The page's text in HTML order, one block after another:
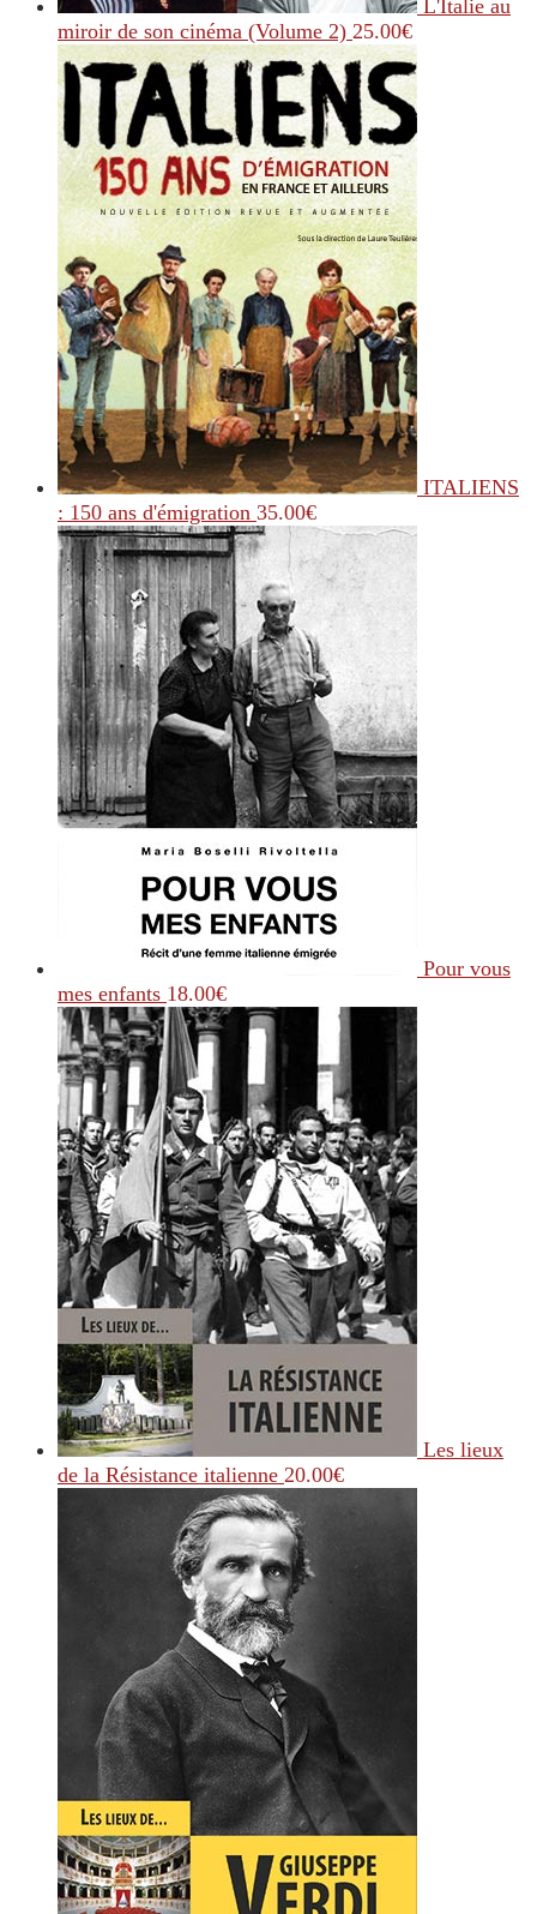
L'Italie au
miroir de son cinéma (Volume 2) 25.00€
ITALIENS
: 150 ans d'émigration 35.00€
Pour vous
mes enfants 18.00€
Les lieux
de la Résistance italienne 20.00€